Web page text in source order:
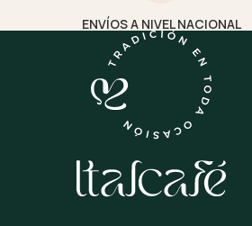
ENVÍOS A NIVEL NACIONAL